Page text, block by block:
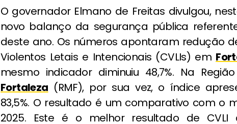
O governador Elmano de Freitas divulgou,
novo balanço da segurança pública
deste ano. Os números apontaram redução
Violentos Letais e Intencionais (CVLIs) em
mesmo indicador diminuiu 48,7%. Na
Fortaleza (RMF), por sua vez, o índice
83,5%. O resultado é um comparativo com o
2025. Este é o melhor resultado de CVLI